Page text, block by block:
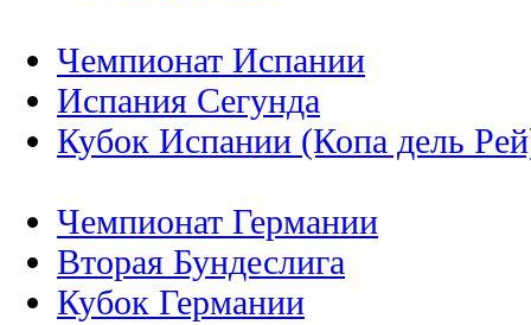
Чемпионат Испании
Испания Сегунда
Кубок Испании (Копа дель
Чемпионат Германии
Вторая Бундеслига
Кубок Германии